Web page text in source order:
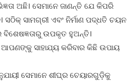
ଅଛି। ସେମାନେ ଜାଣନ୍ତି ଯେ କିପରି
ସାମଗ୍ରୀ ଏବଂ ନିର୍ମାଣ ପଦ୍ଧତି ଚୟନ
ଉପକୃତ ହୁଅନ୍ତି।
ସାହାଯ୍ୟ କରିବାର କିଛି ଉପାୟ
ସେମାନେ ଶୀଘ୍ର ଚେୟାରଗୁଡ଼ିକୁ